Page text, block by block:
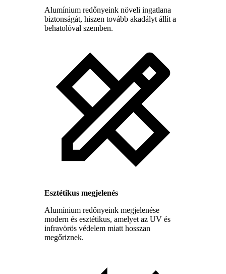
Alumínium redőnyeink növeli ingatlana
biztonságát, hiszen tovább akadályt állít a
behatolóval szemben.
Esztétikus megjelenés
Alumínium redőnyeink megjelenése
modern és esztétikus, amelyet az UV és
infravörös védelem miatt hosszan
megőriznek.